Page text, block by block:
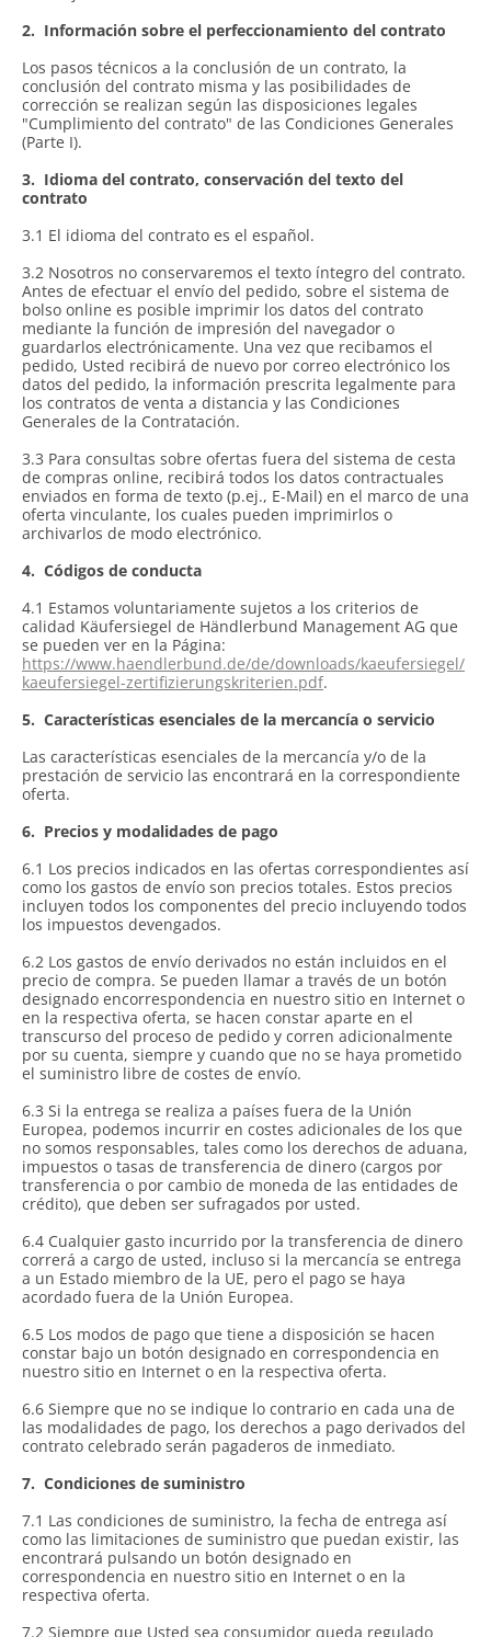
2. Información sobre el perfeccionamiento del contrato
Los pasos técnicos a la conclusión de un contrato, la
conclusión del contrato misma y las posibilidades de
corrección se realizan según las disposiciones legales
"Cumplimiento del contrato" de las Condiciones Generales
(Parte I).
3. Idioma del contrato, conservación del texto del
contrato
3.1 El idioma del contrato es el español.
3.2 Nosotros no conservaremos el texto íntegro del contrato.
Antes de efectuar el envío del pedido, sobre el sistema de
bolso online es posible imprimir los datos del contrato
mediante la función de impresión del navegador o
guardarlos electrónicamente. Una vez que recibamos el
pedido, Usted recibirá de nuevo por correo electrónico los
datos del pedido, la información prescrita legalmente para
los contratos de venta a distancia y las Condiciones
Generales de la Contratación.
3.3 Para consultas sobre ofertas fuera del sistema de cesta
de compras online, recibirá todos los datos contractuales
enviados en forma de texto (p.ej., E-Mail) en el marco de una
oferta vinculante, los cuales pueden imprimirlos o
archivarlos de modo electrónico.
4. Códigos de conducta
4.1 Estamos voluntariamente sujetos a los criterios de
calidad Käufersiegel de Händlerbund Management AG que
se pueden ver en la Página:
https://www.haendlerbund.de/de/downloads/kaeufersiegel/
kaeufersiegel-zertifizierungskriterien.pdf.
5. Características esenciales de la mercancía o servicio
Las características esenciales de la mercancía y/o de la
prestación de servicio las encontrará en la correspondiente
oferta.
6. Precios y modalidades de pago
6.1 Los precios indicados en las ofertas correspondientes así
como los gastos de envío son precios totales. Estos precios
incluyen todos los componentes del precio incluyendo todos
los impuestos devengados.
6.2 Los gastos de envío derivados no están incluidos en el
precio de compra. Se pueden llamar a través de un botón
designado encorrespondencia en nuestro sitio en Internet o
en la respectiva oferta, se hacen constar aparte en el
transcurso del proceso de pedido y corren adicionalmente
por su cuenta, siempre y cuando que no se haya prometido
el suministro libre de costes de envío.
6.3 Si la entrega se realiza a países fuera de la Unión
Europea, podemos incurrir en costes adicionales de los que
no somos responsables, tales como los derechos de aduana,
impuestos o tasas de transferencia de dinero (cargos por
transferencia o por cambio de moneda de las entidades de
crédito), que deben ser sufragados por usted.
6.4 Cualquier gasto incurrido por la transferencia de dinero
correrá a cargo de usted, incluso si la mercancía se entrega
a un Estado miembro de la UE, pero el pago se haya
acordado fuera de la Unión Europea.
6.5 Los modos de pago que tiene a disposición se hacen
constar bajo un botón designado en correspondencia en
nuestro sitio en Internet o en la respectiva oferta.
6.6 Siempre que no se indique lo contrario en cada una de
las modalidades de pago, los derechos a pago derivados del
contrato celebrado serán pagaderos de inmediato.
7. Condiciones de suministro
7.1 Las condiciones de suministro, la fecha de entrega así
como las limitaciones de suministro que puedan existir, las
encontrará pulsando un botón designado en
correspondencia en nuestro sitio en Internet o en la
respectiva oferta.
7.2 Siempre que Usted sea consumidor queda regulado